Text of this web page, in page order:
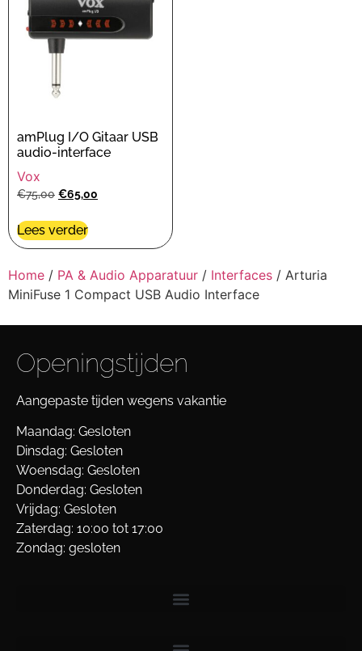
amPlug I/O Gitaar USB
audio-interface
Vox
€75,00 €65,00
Lees verder
Home / PA & Audio Apparatuur / Interfaces / Arturia
MiniFuse 1 Compact USB Audio Interface
Openingstijden
Aangepaste tijden wegens vakantie
Maandag: Gesloten
Dinsdag: Gesloten
Woensdag: Gesloten
Donderdag: Gesloten
Vrijdag: Gesloten
Zaterdag: 10:00 tot 17:00
Zondag: gesloten